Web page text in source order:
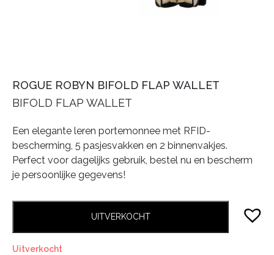
ROGUE ROBYN BIFOLD FLAP WALLET
BIFOLD FLAP WALLET
Een elegante leren portemonnee met RFID-
bescherming, 5 pasjesvakken en 2 binnenvakjes.
Perfect voor dagelijks gebruik, bestel nu en bescherm
je persoonlijke gegevens!
UITVERKOCHT
Uitverkocht